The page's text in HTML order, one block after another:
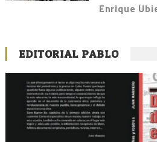
Enrique
EDITORIAL PABLO